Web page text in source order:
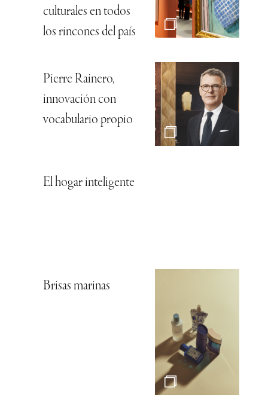
culturales en todos
los rincones del país
Pierre Rainero,
innovación con
vocabulario propio
El hogar inteligente
Brisas marinas